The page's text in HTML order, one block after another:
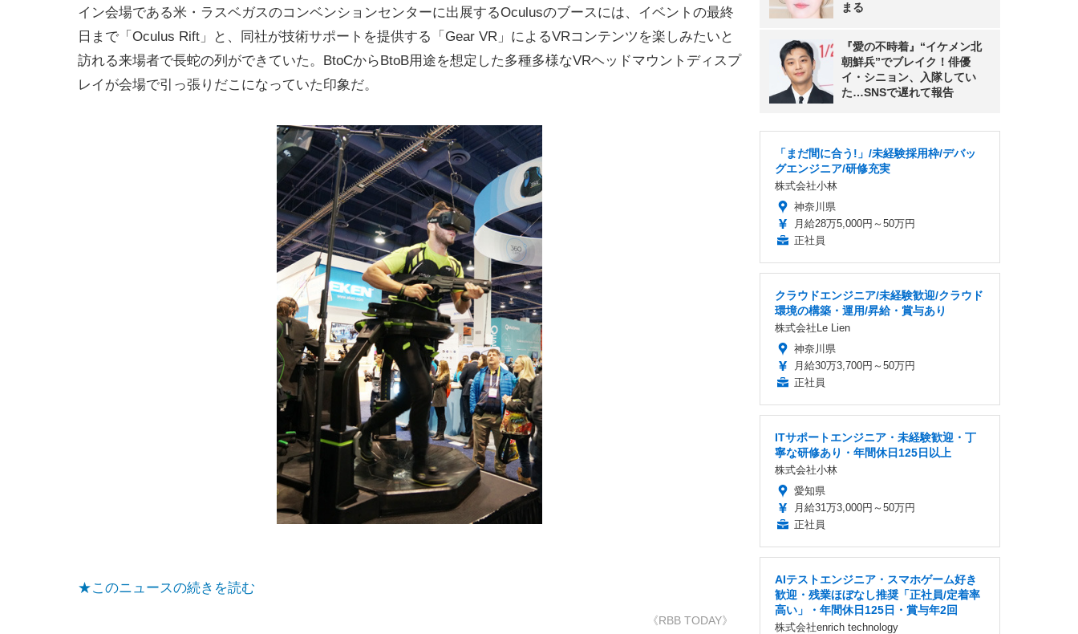
イン会場である米・ラスベガスのコンベンションセンターに出展するOculusのブースには、イベントの最終
日まで「Oculus Rift」と、同社が技術サポートを提供する「Gear VR」によるVRコンテンツを楽しみたいと
訪れる来場者で長蛇の列ができていた。BtoCからBtoB用途を想定した多種多様なVRヘッドマウントディスプ
レイが会場で引っ張りだこになっていた印象だ。
★このニュースの続きを読む
《RBB TODAY》
まる
『愛の不時着』“イケメン北
朝鮮兵”でブレイク！俳優
イ・シニョン、入隊してい
た…SNSで遅れて報告
「まだ間に合う!」/未経験採用枠/デバッ
グエンジニア/研修充実
株式会社小林
神奈川県
月給28万5,000円～50万円
正社員
クラウドエンジニア/未経験歓迎/クラウド
環境の構築・運用/昇給・賞与あり
株式会社Le Lien
神奈川県
月給30万3,700円～50万円
正社員
ITサポートエンジニア・未経験歓迎・丁
寧な研修あり・年間休日125日以上
株式会社小林
愛知県
月給31万3,000円～50万円
正社員
AIテストエンジニア・スマホゲーム好き
歓迎・残業ほぼなし推奨「正社員/定着率
高い」・年間休日125日・賞与年2回
株式会社enrich technology